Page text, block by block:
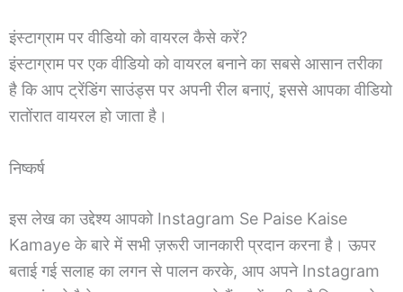
इंस्टाग्राम पर वीडियो को वायरल कैसे करें?
इंस्टाग्राम पर एक वीडियो को वायरल बनाने का सबसे आसान तरीका
है कि आप ट्रेंडिंग साउंड्स पर अपनी रील बनाएं, इससे आपका वीडियो
रातोंरात वायरल हो जाता है।
निष्कर्ष
इस लेख का उद्देश्य आपको Instagram Se Paise Kaise
Kamaye के बारे में सभी ज़रूरी जानकारी प्रदान करना है। ऊपर
बताई गई सलाह का लगन से पालन करके, आप अपने Instagram